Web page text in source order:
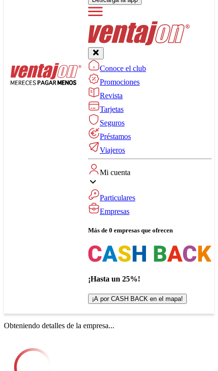
Conoce el club
Promociones
Revista
Tarjetas
Seguros
Préstamos
Viajeros
Mi cuenta
Particulares
Empresas
Más de 0 empresas que ofrecen
¡Hasta un 25%!
¡A por CASH BACK en el mapa!
Obteniendo detalles de la empresa...